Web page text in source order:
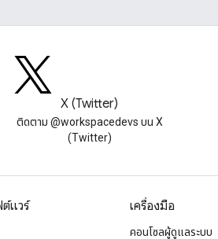
X (Twitter)
ติดตาม @workspacedevs บน X
(Twitter)
แวร์ เครื่องมือ
คอนโซลผู้ดูแลระบบ